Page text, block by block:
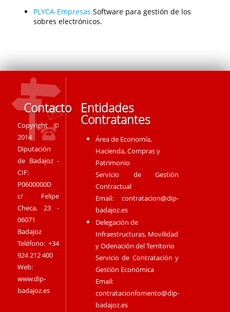
PLYCA-Empresas Software para gestión de los
sobres electrónicos.
Contacto
Copyright ©
2014
Diputación
de Badajoz -
CIF:
P0600000D
c/ Felipe
Checa, 23 -
06071
Badajoz
Teléfono: +34
924 212 400
Web:
www.dip-
badajoz.es
Entidades
Contratantes
Área de Economía,
Hacienda, Compras y
Patrimonio
Servicio de Gestión
Contractual
Email:contratacion@dip-
badajoz.es
Delegación de
Infraestructuras, Movilidad
y Odenación del Territorio
Servicio de Contratación y
Gestión Económica
Email:
contratacionfomento@dip-
badajoz.es